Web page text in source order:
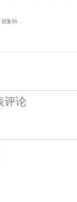
回复TA